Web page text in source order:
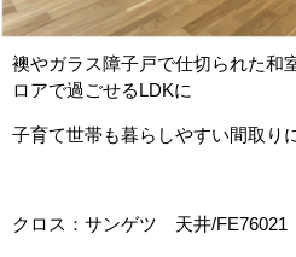
襖やガラス障子戸で仕切られた和
ロアで過ごせるLDKに
子育て世帯も暮らしやすい間取り
クロス：サンゲツ 天井/FE76021